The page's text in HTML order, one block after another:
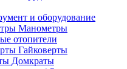
и оборудование
Манометры
отопители
Гайковерты
Домкраты